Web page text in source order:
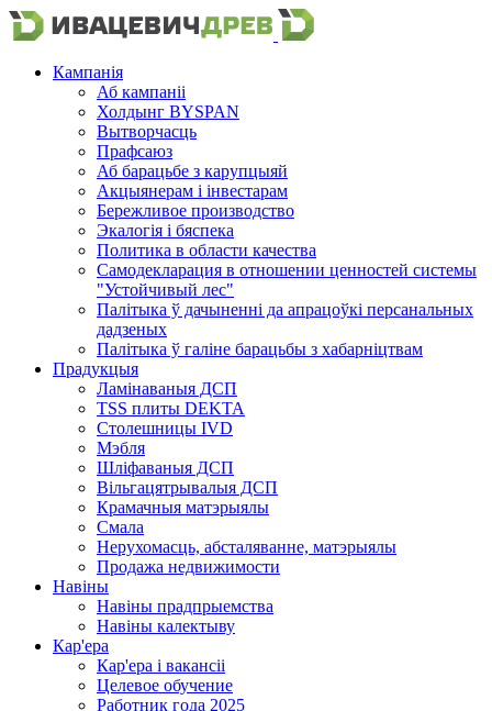
Кампанія
Аб кампаніі
Холдынг BYSPAN
Вытворчасць
Прафсаюз
Аб барацьбе з карупцыяй
Акцыянерам і інвестарам
Бережливое производство
Экалогія і бяспека
Политика в области качества
Самодекларация в отношении ценностей системы
"Устойчивый лес"
Палітыка ў дачыненні да апрацоўкі персанальных
дадзеных
Палітыка ў галіне барацьбы з хабарніцтвам
Прадукцыя
Ламінаваныя ДСП
TSS плиты DEKTA
Столешницы IVD
Мэбля
Шліфаваныя ДСП
Вільгацятрывалыя ДСП
Крамачныя матэрыялы
Смала
Нерухомасць, абсталяванне, матэрыялы
Продажа недвижимости
Навіны
Навіны прадпрыемства
Навіны калектыву
Кар'ера
Кар'ера і вакансіі
Целевое обучение
Работник года 2025